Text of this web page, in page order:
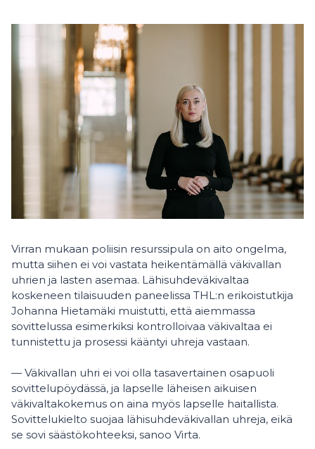
Virran mukaan poliisin resurssipula on aito ongelma,
mutta siihen ei voi vastata heikentämällä väkivallan
uhrien ja lasten asemaa. Lähisuhdeväkivaltaa
koskeneen tilaisuuden paneelissa THL:n erikoistutkija
Johanna Hietamäki muistutti, että aiemmassa
sovittelussa esimerkiksi kontrolloivaa väkivaltaa ei
tunnistettu ja prosessi kääntyi uhreja vastaan.
— Väkivallan uhri ei voi olla tasavertainen osapuoli
sovittelupöydässä, ja lapselle läheisen aikuisen
väkivaltakokemus on aina myös lapselle haitallista.
Sovittelukielto suojaa lähisuhdeväkivallan uhreja, eikä
se sovi säästökohteeksi, sanoo Virta.